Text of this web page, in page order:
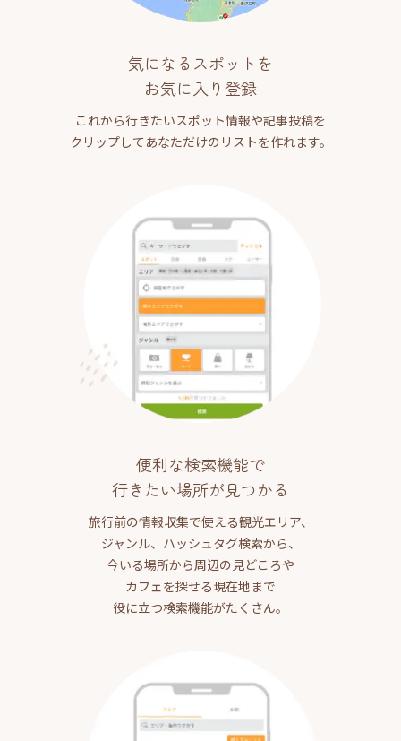
気になるスポットを
お気に入り登録
これから行きたいスポット情報や記事投稿を
クリップしてあなただけのリストを作れます。
便利な検索機能で
行きたい場所が見つかる
旅行前の情報収集で使える観光エリア、
ジャンル、ハッシュタグ検索から、
今いる場所から周辺の見どころや
カフェを探せる現在地まで
役に立つ検索機能がたくさん。